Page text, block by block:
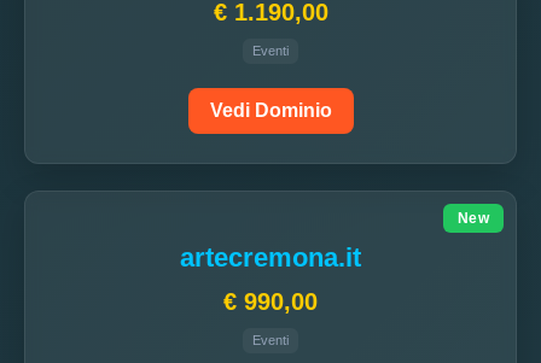
€ 1.190,00
Eventi
Vedi Dominio
New
artecremona.it
€ 990,00
Eventi